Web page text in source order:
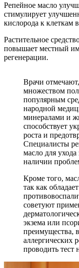
Репейное масло
стимулирует
кислорода к клеткам
Растительное
повышает местный
регенерации.
Врачи
множеством
популярным
народной
минералами и
способствует
роста и
Специалисты
масло для
наличии
Кроме того,
так как
советуют
экзема или
преимущества,
аллергических
проводить тест